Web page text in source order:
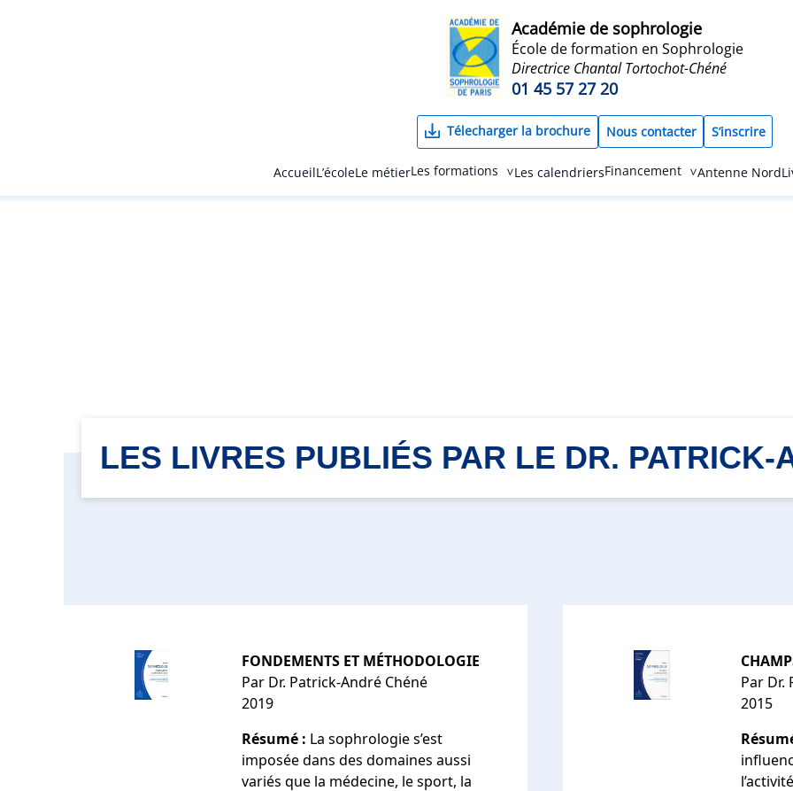
Académie de sophrologie
École de formation en Sophrologie
Directrice Chantal Tortochot-Chéné
01 45 57 27 20
Télecharger la brochure Nous contacter S’inscrire
AccueilL’écoleLe métierLes formations Les calendriersFinancement Antenne Nord
LES LIVRES PUBLIÉS PAR LE DR. PATRICK-
FONDEMENTS ET MÉTHODOLOGIE
Par Dr. Patrick-André Chéné
2019
Résumé : La sophrologie s’est
imposée dans des domaines aussi
variés que la médecine, le sport, la
Par Dr.
2015